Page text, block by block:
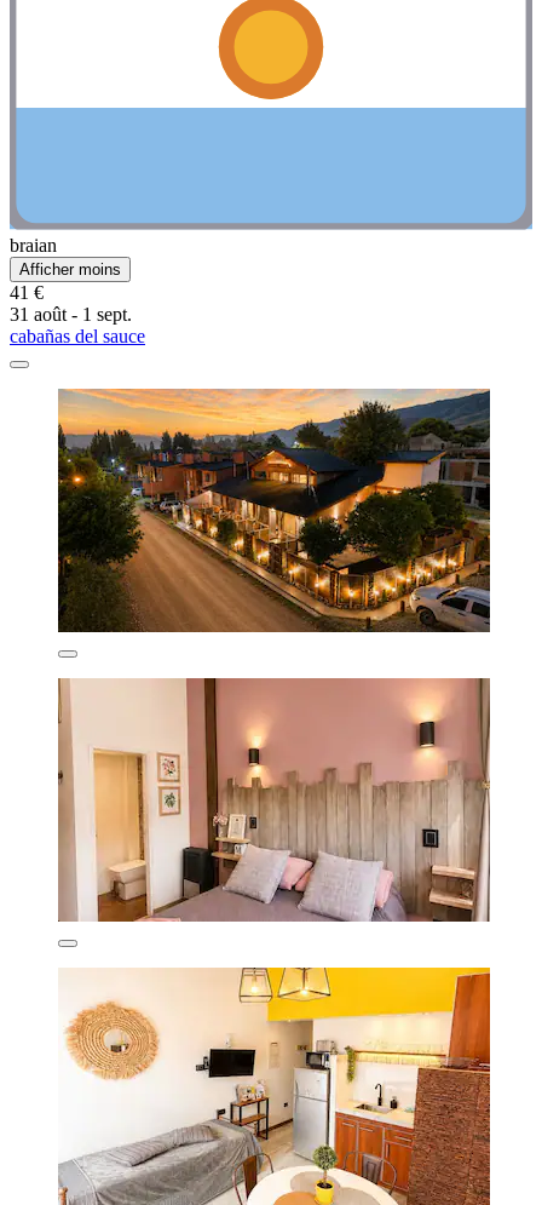
braian
Afficher moins
41 €
31 août - 1 sept.
cabañas del sauce